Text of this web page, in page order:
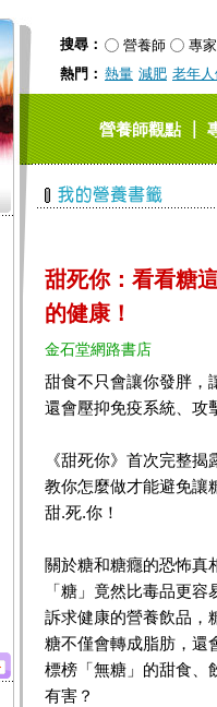
搜尋： 營養師
專家
熱門： 熱量 減肥 老年
營養師觀點｜
甜死你：看看糖
的健康！
金石堂網路書店
甜食不只會讓你發胖，
還會壓抑免疫系統、攻
《甜死你》首次完整
教你怎麼做才能避免讓
甜.死.你！
關於糖和糖癮的恐怖真
「糖」竟然比毒品更容
訴求健康的營養飲品，
糖不僅會轉成脂肪，還
標榜「無糖」的甜食、
有害？